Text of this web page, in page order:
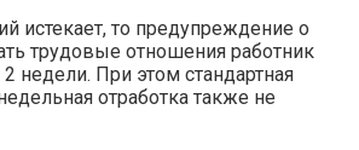
истекает, то предупреждение о
трудовые отношения работник
недели. При этом стандартная
отработка также не